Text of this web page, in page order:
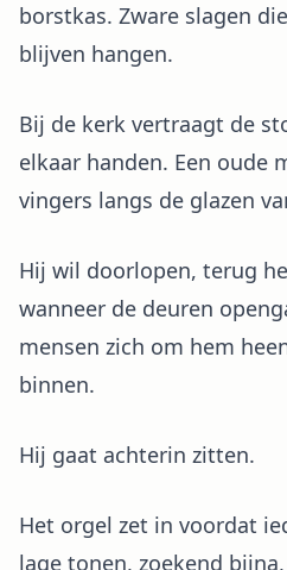
borstkas. Zware slagen
blijven hangen.
Bij de kerk vertraagt de
elkaar handen. Een oude
vingers langs de glazen
Hij wil doorlopen, terug
wanneer de deuren
mensen zich om hem
binnen.
Hij gaat achterin zitten.
Het orgel zet in voordat
lage tonen, zoekend